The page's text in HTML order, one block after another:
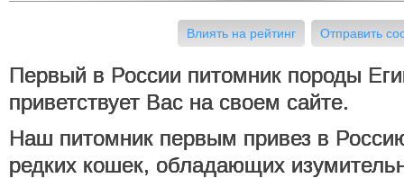
Влиять на рейтинг Отправить
Первый в России питомник породы
приветствует Вас на своем сайте.
Наш питомник первым привез в
редких кошек, обладающих